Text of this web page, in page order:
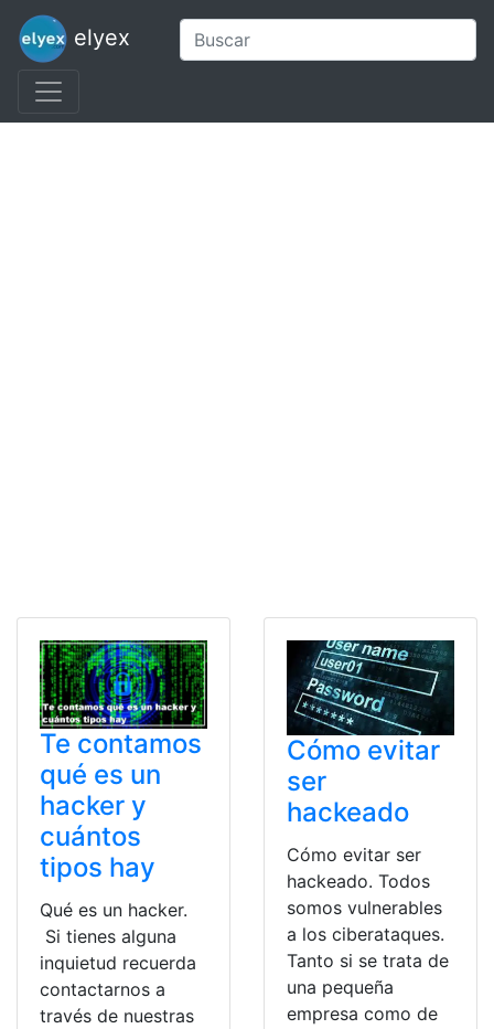
elyex
Te contamos
qué es un
hacker y
cuántos
tipos hay
Qué es un hacker.
Si tienes alguna
inquietud recuerda
contactarnos a
través de nuestras
Cómo evitar
ser
hackeado
Cómo evitar ser
hackeado. Todos
somos vulnerables
a los ciberataques.
Tanto si se trata de
una pequeña
empresa como de